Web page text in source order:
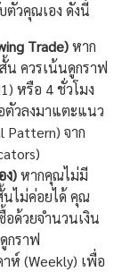
ตัวคุณเอง ดังนี้
Trade)หาก
น ควรเน้นดูกราฟ
หรือ 4 ชั่วโมง
ตัวลงมาแตะแนว
Pattern) จาก
ง)หากคุณไม่มี
นไม่ค่อยได้ คุณ
อด้วยจำนวนเงิน
กราฟ
ห์ (Weekly) เพื่อ